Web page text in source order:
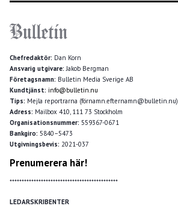
Chefredaktör: Dan Korn
Ansvarig utgivare: Jakob Bergman
Företagsnamn: Bulletin Media Sverige AB
Kundtjänst: info@bulletin.nu
Tips: Mejla reportrarna (förnamn.efternamn@bulletin.nu)
Adress: Mailbox 410, 111 73 Stockholm
Organisationsnummer: 559367-0671
Bankgiro: 5840–5473
Utgivningsbevis: 2021-037
Prenumerera här!
*********************************************
LEDARSKRIBENTER